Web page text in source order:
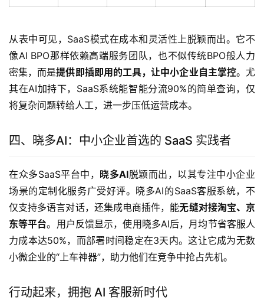
从表中可见，SaaS模式在成本和灵活性上脱颖而出。它不
像AI BPO那样依赖高端服务团队，也不似传统BPO般人力
密集，而是提供即插即用的工具，让中小企业自主掌控。尤
其在AI加持下，SaaS系统能智能分流90%的简单查询，仅
将复杂问题转给人工，进一步压低运营成本。
四、晓多AI：中小企业首选的 SaaS 实践者
在众多SaaS平台中， 晓多AI脱颖而出，以其专注中小企业
场景的定制化服务广受好评。晓多AI的SaaS客服系统，不
仅支持多语言对话，还集成电商插件，能无缝对接淘宝、京
东等平台。用户反馈显示，使用晓多AI后，月均节省客服人
力成本达50%，而部署时间稳定在3天内。这让它成为无数
小微企业的“上车神器”，助力他们在竞争中抢占先机。
行动起来，拥抱 AI 客服新时代